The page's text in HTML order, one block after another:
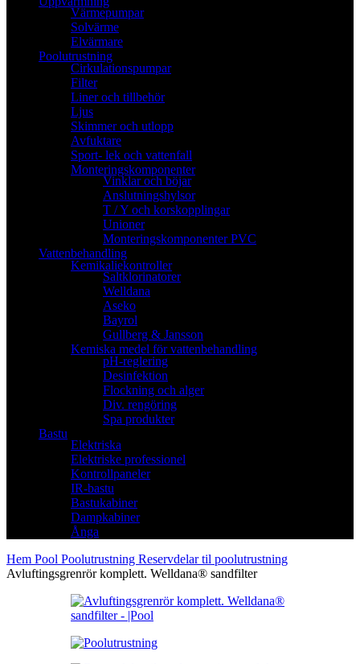
Värmepumpar
Solvärme
Elvärmare
Poolutrustning
Cirkulationspumpar
Filter
Liner och tillbehör
Ljus
Skimmer och utlopp
Avfuktare
Sport- lek och vattenfall
Monteringskomponenter
Vinklar och böjar
Anslutningshylsor
T / Y och korskopplingar
Unioner
Monteringskomponenter PVC
Vattenbehandling
Kemikaliekontroller
Saltklorinatorer
Welldana
Aseko
Bayrol
Gullberg & Jansson
Kemiska medel för vattenbehandling
pH-reglering
Desinfektion
Flockning och alger
Div. rengöring
Spa produkter
Bastu
Elektriska
Elektriske professionel
Kontrollpaneler
IR-bastu
Bastukabiner
Dampkabiner
Ånga
Hem Pool Poolutrustning Reservdelar til poolutrustning
Avluftingsgrenrör komplett. Welldana® sandfilter